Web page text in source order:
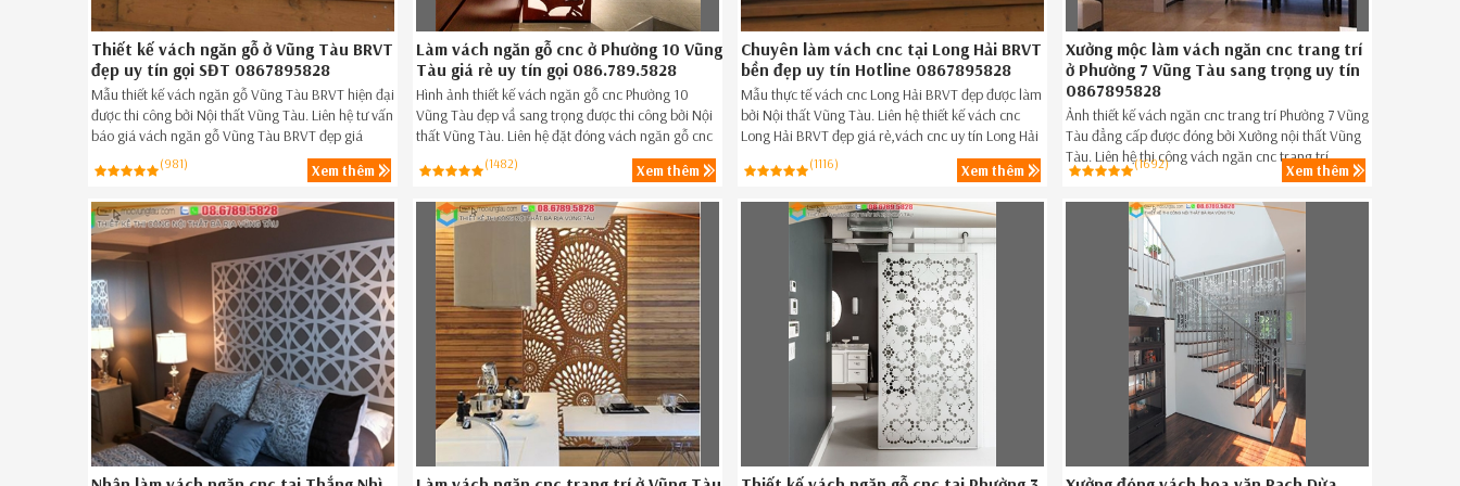
Thiết kế vách ngăn gỗ ở Vũng Tàu BRVT
đẹp uy tín gọi SĐT 0867895828
Mẫu thiết kế vách ngăn gỗ Vũng Tàu BRVT hiện đại
được thi công bởi Nội thất Vũng Tàu. Liên hệ tư vấn
báo giá vách ngăn gỗ Vũng Tàu BRVT đẹp giá
rẻ,vách ngăn gỗ đẹp giá rẻ Vũng Tàu BRVT ngay
hôm nay Hotline 086.789.5828.
(981) Xem thêm
Làm vách ngăn gỗ cnc ở Phường 10 Vũng
Tàu giá rẻ uy tín gọi 086.789.5828
Hình ảnh thiết kế vách ngăn gỗ cnc Phường 10
Vũng Tàu đẹp vầ sang trọng được thi công bởi Nội
thất Vũng Tàu. Liên hệ đặt đóng vách ngăn gỗ cnc
Phường 10 Vũng Tàu giá rẻ,vách ngăn gỗ cnc giá
rẻ Phường 10 Vũng Tàu ngay hôm nay Hotline
086789.5828.
(1482) Xem thêm
Chuyên làm vách cnc tại Long Hải BRVT
bền đẹp uy tín Hotline 0867895828
Mẫu thực tế vách cnc Long Hải BRVT đẹp được làm
bởi Nội thất Vũng Tàu. Liên hệ thiết kế vách cnc
Long Hải BRVT đẹp giá rẻ,vách cnc uy tín Long Hải
BRVT ngay hôm nay SĐT 08.6789.5828.
(1116) Xem thêm
Xưởng mộc làm vách ngăn cnc trang trí
ở Phường 7 Vũng Tàu sang trọng uy tín
0867895828
Ảnh thiết kế vách ngăn cnc trang trí Phường 7 Vũng
Tàu đẳng cấp được đóng bởi Xưởng nội thất Vũng
Tàu. Liên hệ thi công vách ngăn cnc trang trí
Phường 7 Vũng Tàu đẹp giá rẻ,vách ngăn cnc trang
trí đẹp Phường 7 Vũng Tàu ngay hôm nay SĐT
086789.5828.
(1692) Xem thêm